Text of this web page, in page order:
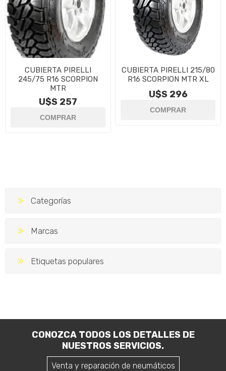
CUBIERTA PIRELLI
245/75 R16 SCORPION
MTR
U$S 257
CUBIERTA PIRELLI 215/80
R16 SCORPION MTR XL
U$S 296
Categorías
Marcas
Etiquetas populares
CONOZCA TODOS LOS DETALLES DE
NUESTROS SERVICIOS.
Venta y reparación de neumáticos